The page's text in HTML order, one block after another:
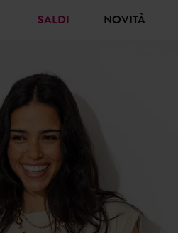
SALDI NOVITÀ